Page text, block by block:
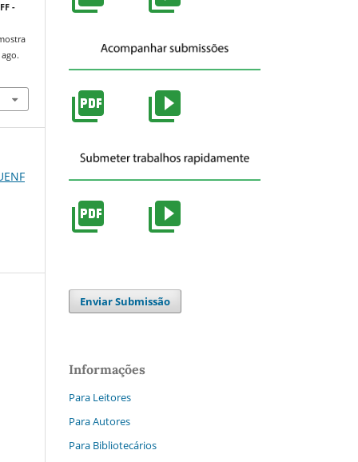
-
Enviar Submissão
Informações
Para Leitores
Para Autores
Para Bibliotecários